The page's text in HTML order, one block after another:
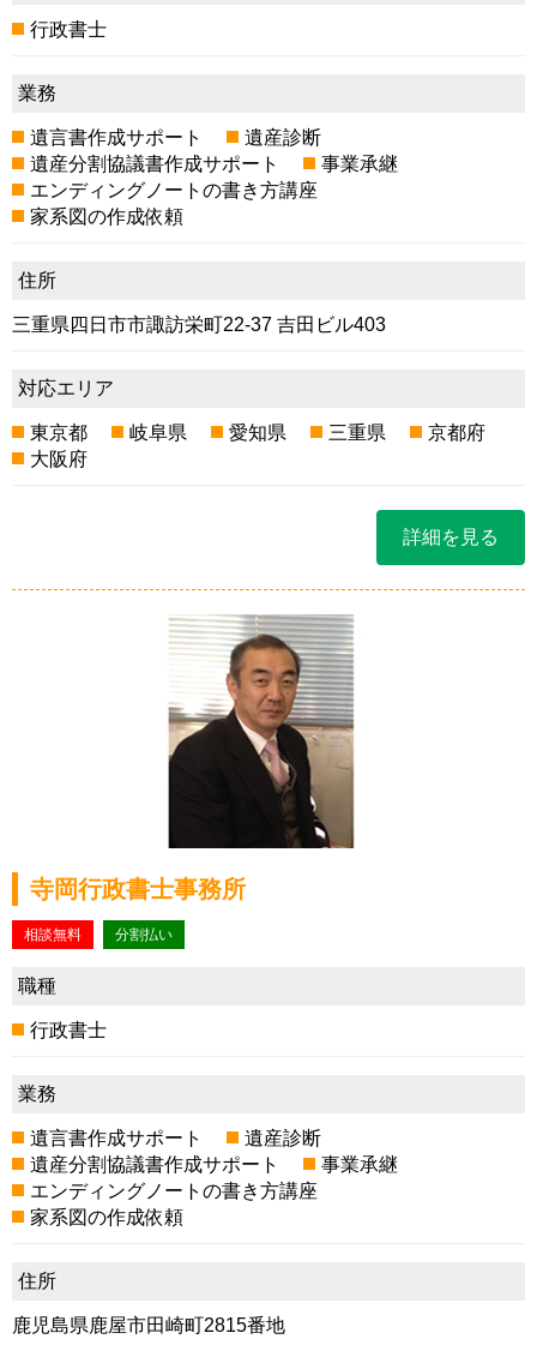
行政書士
業務
遺言書作成サポート
遺産診断
遺産分割協議書作成サポート
事業承継
エンディングノートの書き方講座
家系図の作成依頼
住所
三重県四日市市諏訪栄町22-37 吉田ビル403
対応エリア
東京都 岐阜県 愛知県 三重県
京都府
大阪府
詳細を見る
寺岡行政書士事務所
相談無料 分割払い
職種
行政書士
業務
遺言書作成サポート
遺産診断
遺産分割協議書作成サポート
事業承継
エンディングノートの書き方講座
家系図の作成依頼
住所
鹿児島県鹿屋市田崎町2815番地